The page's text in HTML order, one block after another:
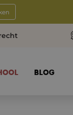
BLOG